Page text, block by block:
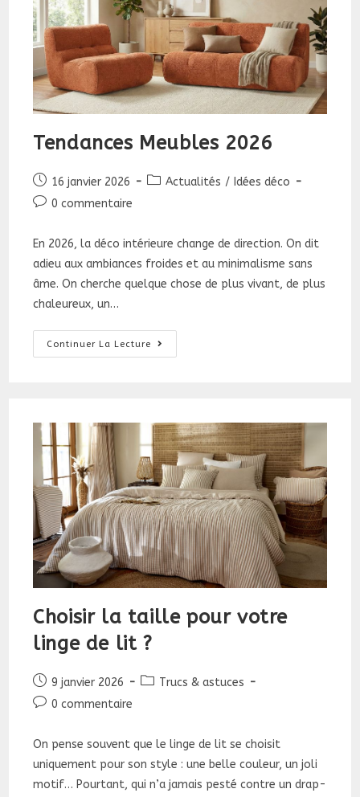
Tendances Meubles 2026
Publication
publiée :
16 janvier 2026
PostActualités / Idées déco
Commentaires
la
publication :
0 commentaire
En 2026, la déco intérieure change de direction. On dit
adieu aux ambiances froides et au minimalisme sans
âme. On cherche quelque chose de plus vivant, de plus
chaleureux, un…
Continuer La Lecture
Tendances
Meubles
Choisir la taille pour votre
linge de lit ?
Publication
publiée :
9 janvier 2026
PostTrucs & astuces
Commentaires
la
publication :
0 commentaire
On pense souvent que le linge de lit se choisit
uniquement pour son style : une belle couleur, un joli
motif… Pourtant, qui n’a jamais pesté contre un drap-